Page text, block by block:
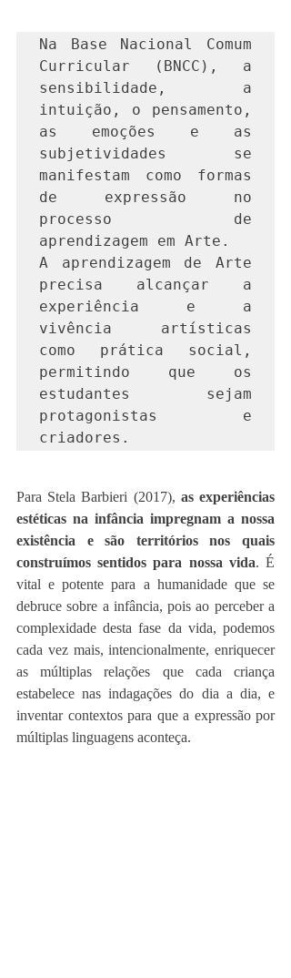
Na Base Nacional Comum
Curricular (BNCC), a
sensibilidade, a
intuição, o pensamento,
as emoções e as
subjetividades se
manifestam como formas
de expressão no
processo de
aprendizagem em Arte.
A aprendizagem de Arte
precisa alcançar a
experiência e a
vivência artísticas
como prática social,
permitindo que os
estudantes sejam
protagonistas e
criadores.
Para Stela Barbieri (2017), as experiências
estéticas na infância impregnam a nossa
existência e são territórios nos quais
construímos sentidos para nossa vida. É
vital e potente para a humanidade que se
debruce sobre a infância, pois ao perceber a
complexidade desta fase da vida, podemos
cada vez mais, intencionalmente, enriquecer
as múltiplas relações que cada criança
estabelece nas indagações do dia a dia, e
inventar contextos para que a expressão por
múltiplas linguagens aconteça.